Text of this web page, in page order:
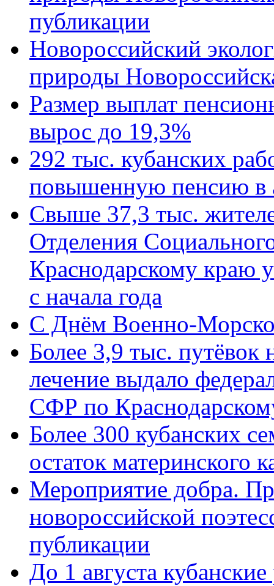
публикации
Новороссийский
природы
Размер выплат
вырос до 19,3%
292 тыс. кубанских
повышенную пенсию в
Свыше 37,3 тыс.
Отделения
Краснодарскому краю
с начала года
C Днём Военно-
Более 3,9 тыс. путёвок
лечение выдало
СФР по
Более 300 кубанских
остаток материнского
Мероприятие добра.
новороссийской
публикации
До 1 августа